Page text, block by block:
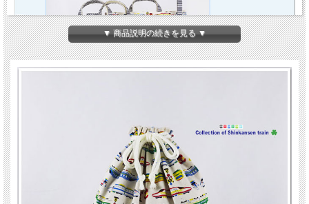
大きな巾着袋【ＬＬ】(お着替え袋 体操服入れ)40×35cmとお揃いの【幼稚園・保育
園】グッズの男の子＊新幹線 電車 踏切 手作りセット商品（裏付）です。 ♪♪
▼ 商品説明の続きを見る ▼